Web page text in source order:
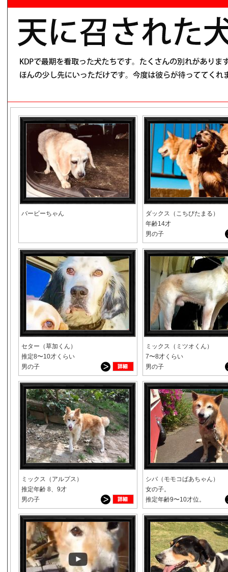
バービーちゃん
ダックス（こちびたまる）
年齢14才
男の子
セター（草加くん）
推定8〜10才くらい
男の子
ミックス（ミツオくん）
7〜8才くらい
男の子
ミックス（アルプス）
推定年齢 8、9才
男の子
シバ（モモコばあちゃん）
女の子。
推定年齢9〜10才位。